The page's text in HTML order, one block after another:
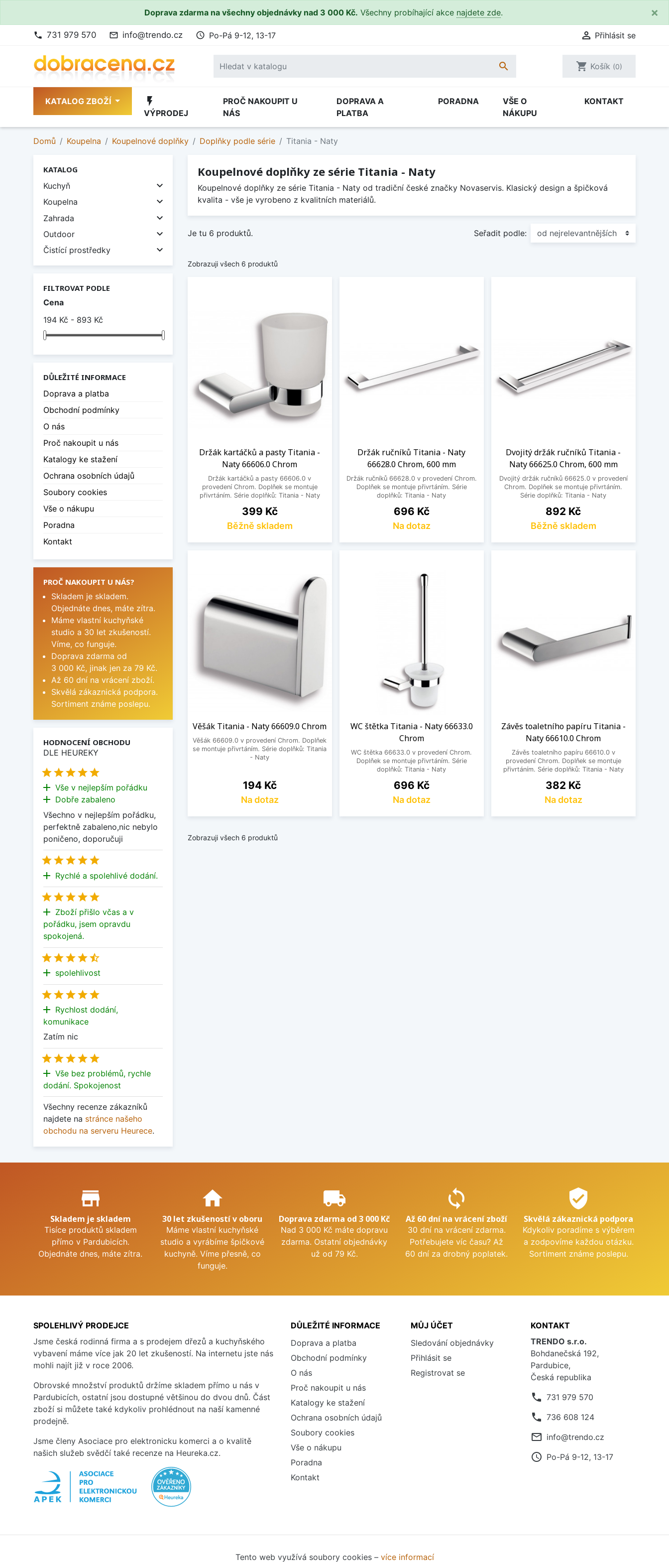
Doprava zdarma na všechny objednávky nad 3 000 Kč. Všechny probíhající akce najdete zde. ×
phone 731 979 570 mail_outline info@trendo.cz access_time Po-Pá 9-12, 13-17  Přihlásit se
 shopping_cart Košík (0)
KATALOG ZBOŽÍ flash_on
VÝPRODEJ
PROČ NAKOUPIT U
NÁS
DOPRAVA A
PLATBA
PORADNA
VŠE O
NÁKUPU
KONTAKT
Domů Koupelna Koupelnové doplňky Doplňky podle série Titania - Naty
KATALOG
Kuchyň

Koupelna 
Zahrada 
Outdoor 
Čistící prostředky 
FILTROVAT PODLE
Cena
194 Kč - 893 Kč
DŮLEŽITÉ INFORMACE
Doprava a platba
Obchodní podmínky
O nás
Proč nakoupit u nás
Katalogy ke stažení
Ochrana osobních údajů
Soubory cookies
Vše o nákupu
Poradna
Kontakt
PROČ NAKOUPIT U NÁS?
Skladem je skladem.
Objednáte dnes, máte zítra.
Máme vlastní kuchyňské
studio a 30 let zkušeností.
Víme, co funguje.
Doprava zdarma od
3 000 Kč, jinak jen za 79 Kč.
Až 60 dní na vrácení zboží.
Skvělá zákaznická podpora.
Sortiment známe poslepu.
HODNOCENÍ OBCHODU
DLE HEUREKY

add Vše v nejlepším pořádku
add Dobře zabaleno
Všechno v nejlepším pořádku,
perfektně zabaleno,nic nebylo
poničeno, doporučuji

add Rychlé a spolehlivé dodání.

add Zboží přišlo včas a v
pořádku, jsem opravdu
spokojená.

add spolehlivost

add Rychlost dodání,
komunikace
Zatím nic

add Vše bez problémů, rychle
dodání. Spokojenost
Všechny recenze zákazníků
najdete na stránce našeho
obchodu na serveru Heurece.
Koupelnové doplňky ze série Titania - Naty
Koupelnové doplňky ze série Titania - Naty od tradiční české značky Novaservis. Klasický design a špičková
kvalita - vše je vyrobeno z kvalitních materiálů.
Je tu 6 produktů. Seřadit podle:
Zobrazuji všech 6 produktů
Držák kartáčků a pasty Titania -
Naty 66606.0 Chrom
Držák kartáčků a pasty 66606.0 v
provedení Chrom. Doplňek se montuje
přivrtáním. Série doplňků: Titania - Naty
Cena
399 Kč
Běžně skladem
Držák ručníků Titania - Naty
66628.0 Chrom, 600 mm
Držák ručníků 66628.0 v provedení Chrom.
Doplňek se montuje přivrtáním. Série
doplňků: Titania - Naty
Cena
696 Kč
Na dotaz
Dvojitý držák ručníků Titania -
Naty 66625.0 Chrom, 600 mm
Dvojitý držák ručníků 66625.0 v provedení
Chrom. Doplňek se montuje přivrtáním.
Série doplňků: Titania - Naty
Cena
892 Kč
Běžně skladem
Věšák Titania - Naty 66609.0 Chrom
Věšák 66609.0 v provedení Chrom. Doplňek
se montuje přivrtáním. Série doplňků: Titania
- Naty
Cena
194 Kč
Na dotaz
WC štětka Titania - Naty 66633.0
Chrom
WC štětka 66633.0 v provedení Chrom.
Doplňek se montuje přivrtáním. Série
doplňků: Titania - Naty
Cena
696 Kč
Na dotaz
Závěs toaletního papíru Titania -
Naty 66610.0 Chrom
Závěs toaletního papíru 66610.0 v
provedení Chrom. Doplňek se montuje
přivrtáním. Série doplňků: Titania - Naty
Cena
382 Kč
Na dotaz
Zobrazuji všech 6 produktů
Proč nakupovat u nás?
store_mall_directory
Skladem je skladem
Tisíce produktů skladem
přímo v Pardubicích.
Objednáte dnes, máte zítra.
home
30 let zkušeností v oboru
Máme vlastní kuchyňské
studio a vyrábíme špičkové
kuchyně. Víme přesně, co
funguje.
local_shipping
Doprava zdarma od 3 000 Kč
Nad 3 000 Kč máte dopravu
zdarma. Ostatní objednávky
už od 79 Kč.
sync
Až 60 dní na vrácení zboží
30 dní na vrácení zdarma.
Potřebujete víc času? Až
60 dní za drobný poplatek.
verified_user
Skvělá zákaznická podpora
Kdykoliv poradíme s výběrem
a zodpovíme každou otázku.
Sortiment známe poslepu.
SPOLEHLIVÝ PRODEJCE
Jsme česká rodinná firma a s prodejem dřezů a kuchyňského
vybavení máme více jak 20 let zkušeností. Na internetu jste nás
mohli najít již v roce 2006.
Obrovské množství produktů držíme skladem přímo u nás v
Pardubicích, ostatní jsou dostupné většinou do dvou dnů. Část
zboží si můžete také kdykoliv prohlédnout na naší kamenné
prodejně.
Jsme členy Asociace pro elektronicku komerci a o kvalitě
našich služeb svědčí také recenze na Heureka.cz.
DŮLEŽITÉ INFORMACE
Doprava a platba
Obchodní podmínky
O nás
Proč nakoupit u nás
Katalogy ke stažení
Ochrana osobních údajů
Soubory cookies
Vše o nákupu
Poradna
Kontakt
MŮJ ÚČET
Sledování objednávky
Přihlásit se
Registrovat se
KONTAKT
TRENDO s.r.o.
Bohdanečská 192,
Pardubice,
Česká republika
phone 731 979 570
phone 736 608 124
mail_outline info@trendo.cz
access_time Po-Pá 9-12, 13-17
Tento web využívá soubory cookies – více informací